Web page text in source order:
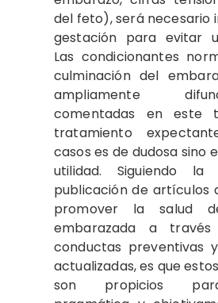
del feto), será necesario
gestación para evitar
Las condicionantes
culminación del
ampliamente
comentadas en este
tratamiento
casos es de dudosa sino
utilidad. Siguiendo
publicación de artículos
promover la salud
embarazada a
conductas preventivas
actualizadas, es que
son propicios